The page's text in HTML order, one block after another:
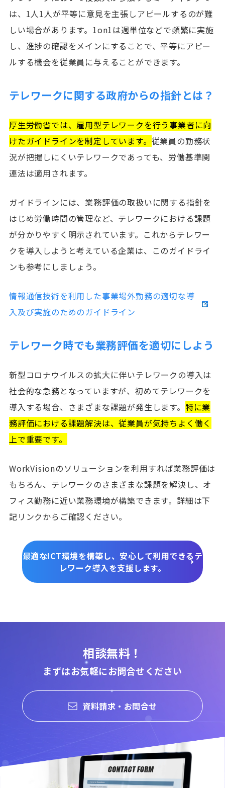
は、1人1人が平等に意見を主張しアピールするのが難
しい場合があります。1on1は週単位などで頻繁に実施
し、進捗の確認をメインにすることで、平等にアピー
ルする機会を従業員に与えることができます。
テレワークに関する政府からの指針とは？
厚生労働省では、雇用型テレワークを行う事業者に向
けたガイドラインを制定しています。 従業員の勤務状
況が把握しにくいテレワークであっても、労働基準関
連法は適用されます。
ガイドラインには、業務評価の取扱いに関する指針を
はじめ労働時間の管理など、テレワークにおける課題
が分かりやすく明示されています。これからテレワー
クを導入しようと考えている企業は、このガイドライ
ンも参考にしましょう。
情報通信技術を利用した事業場外勤務の適切な導
入及び実施のためのガイドライン
テレワーク時でも業務評価を適切にしよう
新型コロナウイルスの拡大に伴いテレワークの導入は
社会的な急務となっていますが、初めてテレワークを
導入する場合、さまざまな課題が発生します。 特に業
務評価における課題解決は、従業員が気持ちよく働く
上で重要です。
WorkVisionのソリューションを利用すれば業務評価は
もちろん、テレワークのさまざまな課題を解決し、オ
フィス勤務に近い業務環境が構築できます。詳細は下
記リンクからご確認ください。
最適なICT環境を構築し、安心して利用できるテ
レワーク導入を支援します。
相談無料！
まずはお気軽にお問合せください
資料請求・お問合せ